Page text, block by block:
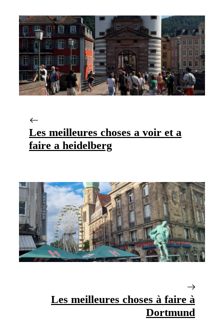
Les meilleures choses a voir et a
faire a heidelberg
Les meilleures choses à faire à
Dortmund